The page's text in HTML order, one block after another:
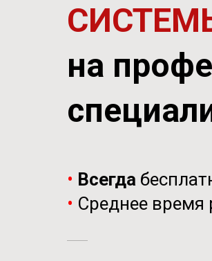
на
• Всегда
• Среднее время